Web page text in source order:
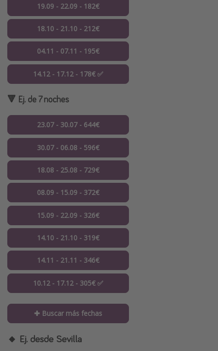
19.09 - 22.09 - 182€
18.10 - 21.10 - 212€
04.11 - 07.11 - 195€
14.12 - 17.12 - 178€ ✅
🔻 Ej. de 7 noches
23.07 - 30.07 - 644€
30.07 - 06.08 - 596€
18.08 - 25.08 - 729€
08.09 - 15.09 - 372€
15.09 - 22.09 - 326€
14.10 - 21.10 - 319€
14.11 - 21.11 - 346€
10.12 - 17.12 - 305€ ✅
✚ Buscar más fechas
🔸 Ej. desde Sevilla